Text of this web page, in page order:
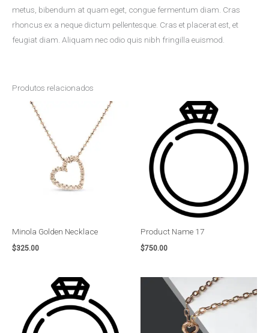
metus, bibendum at quam eget, congue fermentum diam. Cras
rhoncus ex a neque dictum pellentesque. Cras et placerat est, et
feugiat diam. Aliquam nec odio quis nibh fringilla euismod.
Produtos relacionados
Minola Golden Necklace
$325.00
Product Name 17
$750.00